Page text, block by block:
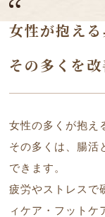
女性が抱え
その多くを改
女性の多くが抱え
その多くは、腸活
できます。
疲労やストレスで
ィケア・フットケ